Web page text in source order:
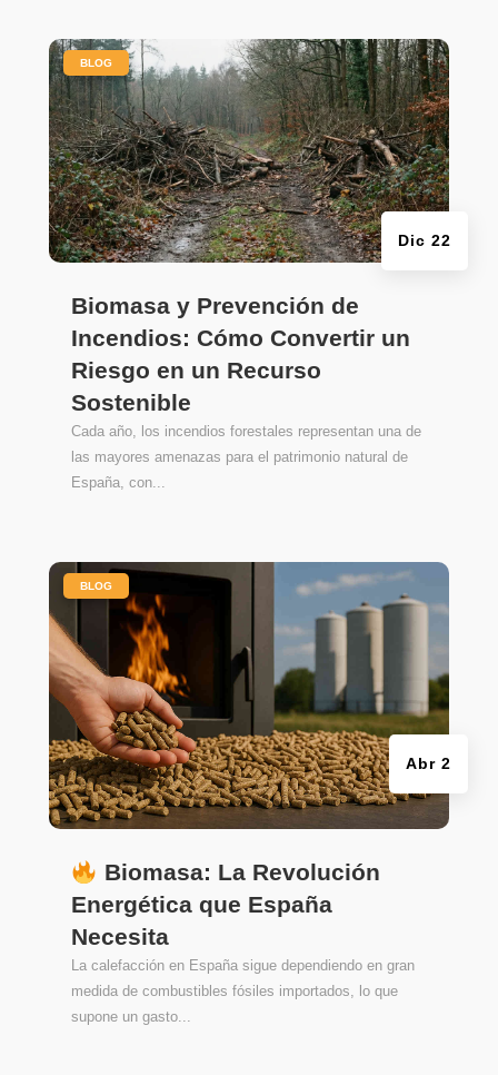
Biomasa y Prevención de
Incendios: Cómo Convertir un
Riesgo en un Recurso
Sostenible
Dic 22
BLOG
Cada año, los incendios forestales representan una de
las mayores amenazas para el patrimonio natural de
España, con...
Biomasa: La Revolución
Energética que España
Necesita
Abr 2
BLOG
La calefacción en España sigue dependiendo en gran
medida de combustibles fósiles importados, lo que
supone un gasto...